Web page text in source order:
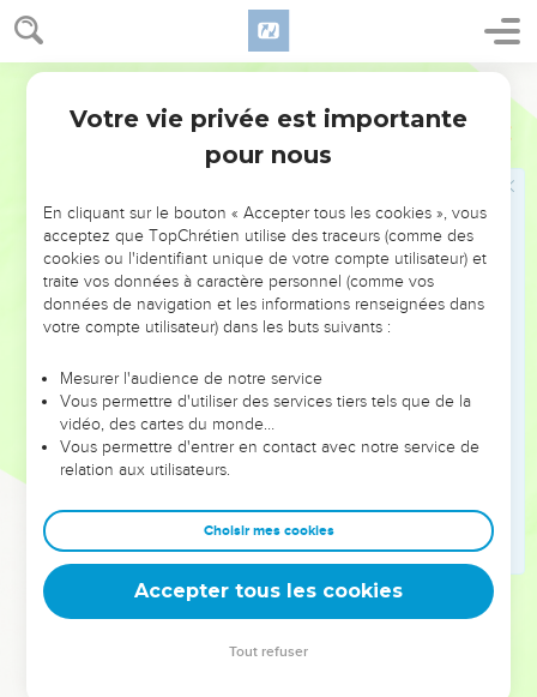
15
entendit de la musique et des danses.
Il appela un des serviteurs et lui demanda ce qui se
passait.
Le garçon lui répondit : « C’est ton frère qui est de retour.
Ton père a tué le veau gras en son honneur parce qu’il l’a
Alors le fils aîné se mit en colère et refusa de franchir le
seuil de la maison. Son père sortit et l’invita à entrer.
Mais lui répondit : « Cela fait tant et tant d’années que je
suis à ton service ; jamais je n’ai désobéi à tes ordres. Et pas
une seule fois tu ne m’as donné un chevreau pour festoyer
avec mes amis.
Mais quand celui-là revient, « ton fils » qui a mangé ta
fortune avec des prostituées, pour lui, tu tues le veau gras ! »
« Mon enfant, lui dit le père, tu es constamment avec moi,
mais il fallait bien faire une fête et nous réjouir, puisque
ton frère que voici était mort et qu’il est revenu à la vie,
puisqu’il était perdu et voici qu’il est retrouvé. »
La Bible Du Semeur Copyright © 1992, 1999 by Biblica, Inc.® Used by permission.
Votre vie privée est importante
pour nous
En cliquant sur le bouton « Accepter tous les cookies », vous
acceptez que TopChrétien utilise des traceurs (comme des
cookies ou l'identifiant unique de votre compte utilisateur) et
traite vos données à caractère personnel (comme vos
données de navigation et les informations renseignées dans
votre compte utilisateur) dans les buts suivants :
Mesurer l'audience de notre service
Vous permettre d'utiliser des services tiers tels que de la
vidéo, des cartes du monde…
Vous permettre d'entrer en contact avec notre service de
relation aux utilisateurs.
Choisir mes cookies
Accepter tous les cookies
Tout refuser